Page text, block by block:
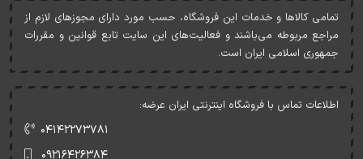
تمامی کالاها و خدمات اين فروشگاه، حسب مورد دارای مجوزهای لازم از
مراجع مربوطه می‌باشند و فعاليت‌های اين سايت تابع قوانين و مقررات
جمهوری اسلامی ايران است.
اطلاعات تماس با فروشگاه اینترنتی ایران عرضه:
۰۴۱۴۲۲۷۳۷۸۱
۰۹۲۱۶۴۲۶۳۸۴